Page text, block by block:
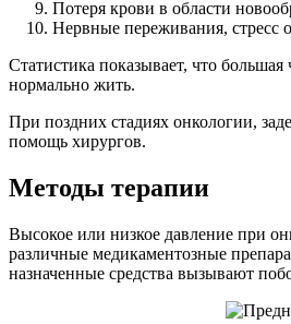
Потеря крови в области
Нервные переживания, стресс
Статистика показывает, что
нормально жить.
При поздних стадиях онкологии,
помощь хирургов.
Методы терапии
Высокое или низкое давление при
различные медикаментозные
назначенные средства вызывают